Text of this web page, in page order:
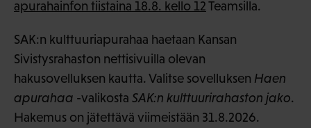
apurahainfon tiistaina 18.8. kello 12Teamsilla.
SAK:n kulttuuriapurahaa haetaan Kansan
Sivistysrahaston nettisivuilla olevan
hakusovelluksen kautta. Valitse sovelluksen Haen
apurahaa -valikosta SAK:n kulttuurirahaston jako.
Hakemus on jätettävä viimeistään 31.8.2026.